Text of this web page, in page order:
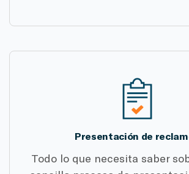
Presentación de
Todo lo que necesita saber